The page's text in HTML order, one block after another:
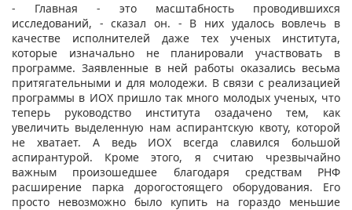
- Главная - это масштабность проводившихся
исследований, - сказал он. - В них удалось вовлечь в
качестве исполнителей даже тех ученых института,
которые изначально не планировали участвовать в
программе. Заявленные в ней работы оказались весьма
притягательными и для молодежи. В связи с реализацией
программы в ИОХ пришло так много молодых ученых, что
теперь руководство института озадачено тем, как
увеличить выделенную нам аспирантскую квоту, которой
не хватает. А ведь ИОХ всегда славился большой
аспирантурой. Кроме этого, я считаю чрезвычайно
важным произошедшее благодаря средствам РНФ
расширение парка дорогостоящего оборудования. Его
просто невозможно было купить на гораздо меньшие